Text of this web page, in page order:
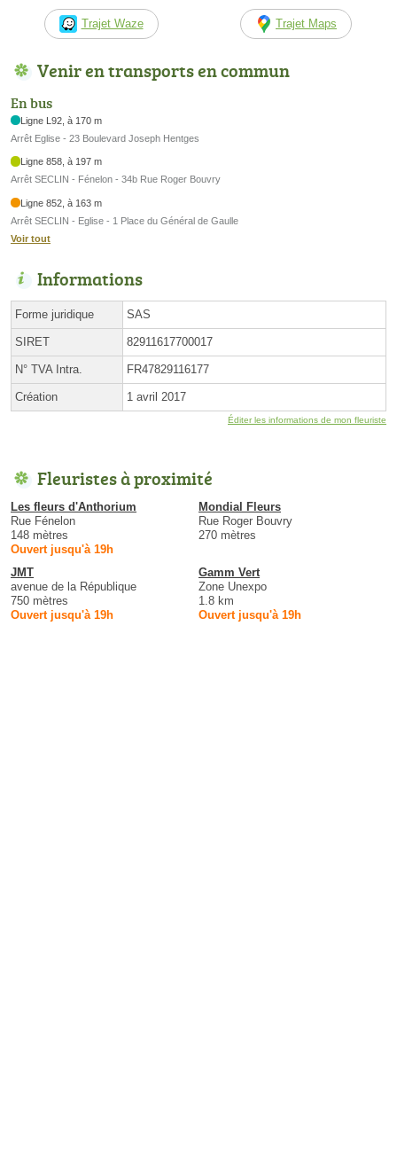
Trajet Waze Trajet Maps
Venir en transports en commun
En bus
Ligne L92, à 170 m
Arrêt Eglise - 23 Boulevard Joseph Hentges
Ligne 858, à 197 m
Arrêt SECLIN - Fénelon - 34b Rue Roger Bouvry
Ligne 852, à 163 m
Arrêt SECLIN - Eglise - 1 Place du Général de Gaulle
Voir tout
Informations
Forme juridique SAS
SIRET 82911617700017
N° TVA Intra. FR47829116177
Création 1 avril 2017
Éditer les informations de mon fleuriste
Fleuristes à proximité
Les fleurs d'Anthorium
Rue Fénelon
148 mètres
Ouvert jusqu'à 19h
Mondial Fleurs
Rue Roger Bouvry
270 mètres
JMT
avenue de la République
750 mètres
Ouvert jusqu'à 19h
Gamm Vert
Zone Unexpo
1.8 km
Ouvert jusqu'à 19h